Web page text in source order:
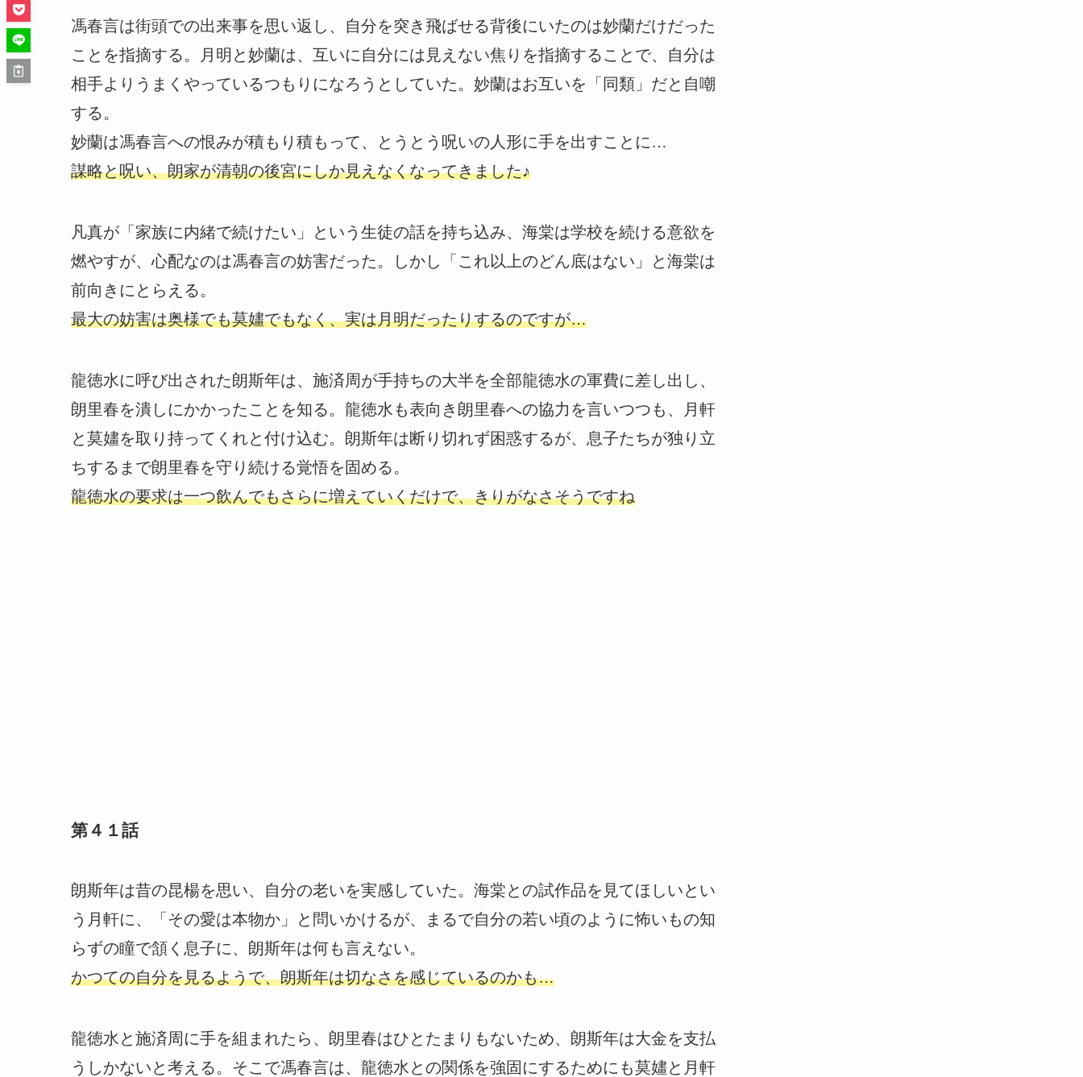
馮春言は街頭での出来事を思い返し、自分を突き飛ばせる背後にいたのは妙蘭だけだった
ことを指摘する。月明と妙蘭は、互いに自分には見えない焦りを指摘することで、自分は
相手よりうまくやっているつもりになろうとしていた。妙蘭はお互いを「同類」だと自嘲
する。
妙蘭は馮春言への恨みが積もり積もって、とうとう呪いの人形に手を出すことに…
謀略と呪い、朗家が清朝の後宮にしか見えなくなってきました♪
凡真が「家族に内緒で続けたい」という生徒の話を持ち込み、海棠は学校を続ける意欲を
燃やすが、心配なのは馮春言の妨害だった。しかし「これ以上のどん底はない」と海棠は
前向きにとらえる。
最大の妨害は奥様でも莫嫿でもなく、実は月明だったりするのですが…
龍徳水に呼び出された朗斯年は、施済周が手持ちの大半を全部龍徳水の軍費に差し出し、
朗里春を潰しにかかったことを知る。龍徳水も表向き朗里春への協力を言いつつも、月軒
と莫嫿を取り持ってくれと付け込む。朗斯年は断り切れず困惑するが、息子たちが独り立
ちするまで朗里春を守り続ける覚悟を固める。
龍徳水の要求は一つ飲んでもさらに増えていくだけで、きりがなさそうですね
第４１話
朗斯年は昔の昆楊を思い、自分の老いを実感していた。海棠との試作品を見てほしいとい
う月軒に、「その愛は本物か」と問いかけるが、まるで自分の若い頃のように怖いもの知
らずの瞳で頷く息子に、朗斯年は何も言えない。
かつての自分を見るようで、朗斯年は切なさを感じているのかも…
龍徳水と施済周に手を組まれたら、朗里春はひとたまりもないため、朗斯年は大金を支払
うしかないと考える。そこで馮春言は、龍徳水との関係を強固にするためにも莫嫿と月軒